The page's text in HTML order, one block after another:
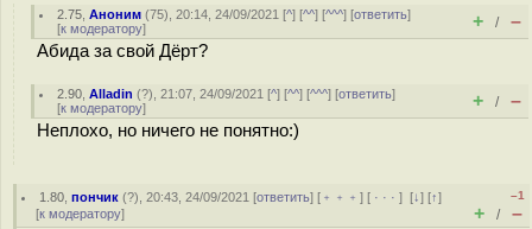
2.75 ,Аноним (75), 20:14, 24/09/2021 [^] [^^] [^^^] [ответить]
[к модератору] + / –
Абида за свой Дёрт?
2.90 ,Alladin (?), 21:07, 24/09/2021 [^] [^^] [^^^] [ответить]
[к модератору] + / –
Неплохо, но ничего не понятно:)
1.80 ,пончик (?), 20:43, 24/09/2021 [ответить] [ ﹢﹢﹢] [ · · ·][↓] [↑]
[к модератору]
–1
+ / –